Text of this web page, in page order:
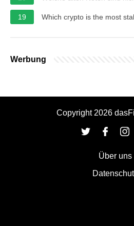
19 Which crypto is the most
Werbung
Copyright 2026
Über uns